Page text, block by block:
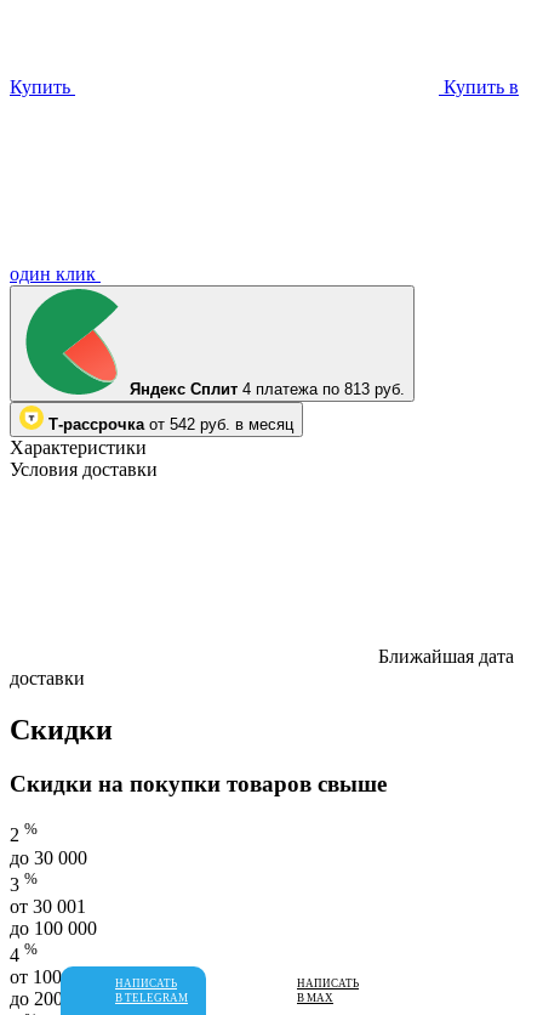
Купить Купить в
один клик
Яндекс Сплит 4 платежа по 813 руб.
Т-рассрочка от 542 руб. в месяц
Характеристики
Условия доставки
Ближайшая дата
доставки
Скидки
Скидки на покупки товаров свыше
2 %
до 30 000
3 %
от 30 001
до 100 000
4 %
от 100 001
до 200 000
НАПИСАТЬ
В TELEGRAM
НАПИСАТЬ
В MAX